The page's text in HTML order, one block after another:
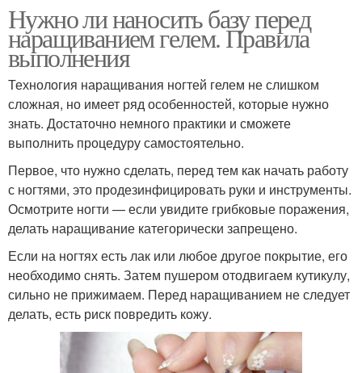
Нужно ли наносить базу перед
наращиванием гелем. Правила
выполнения
Технология наращивания ногтей гелем не слишком
сложная, но имеет ряд особенностей, которые нужно
знать. Достаточно немного практики и сможете
выполнить процедуру самостоятельно.
Первое, что нужно сделать, перед тем как начать работу
с ногтями, это продезинфицировать руки и инструменты.
Осмотрите ногти — если увидите грибковые поражения,
делать наращивание категорически запрещено.
Если на ногтях есть лак или любое другое покрытие, его
необходимо снять. Затем пушером отодвигаем кутикулу,
сильно не прижимаем. Перед наращиванием не следует
делать, есть риск повредить кожу.